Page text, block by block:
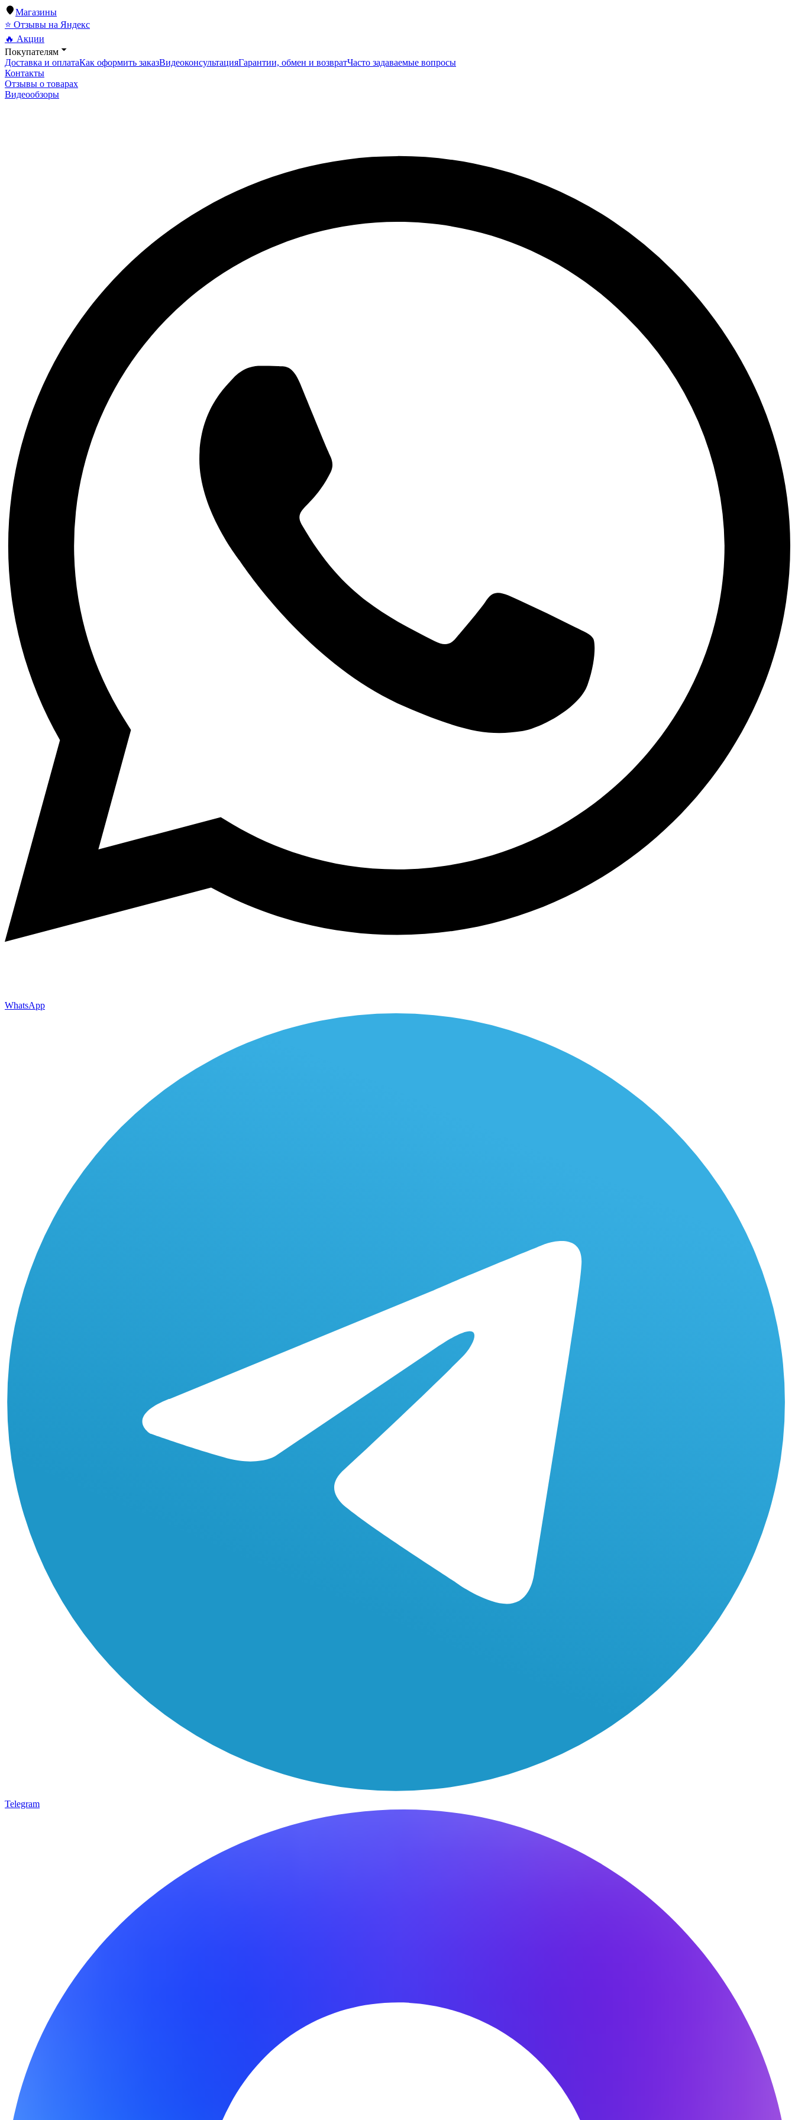
Магазины
⭐ Отзывы на Яндекс
🔥 Акции
Покупателям
Доставка и оплатаКак оформить заказВидеоконсультацияГарантии, обмен и возвратЧасто задаваемые вопросы
Контакты
Отзывы о товарах
Видеообзоры
WhatsApp
Telegram